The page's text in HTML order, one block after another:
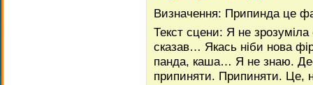
Визначення: Припинда це
Текст сцени: Я не
сказав… Якась ніби нова
панда, каша… Я не знаю.
припиняти. Припиняти. Це,